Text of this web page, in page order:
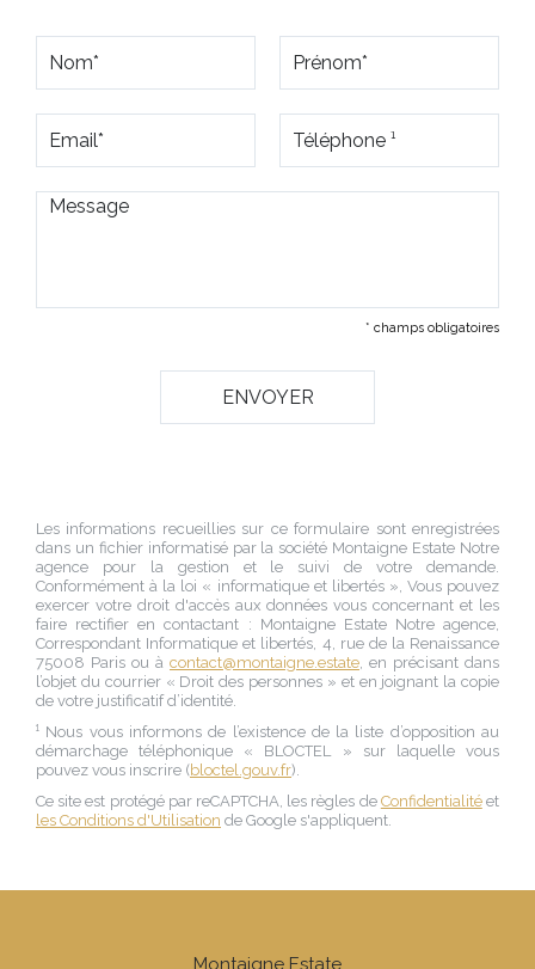
* champs obligatoires
Les informations recueillies sur ce formulaire sont enregistrées
dans un fichier informatisé par la société Montaigne Estate Notre
agence pour la gestion et le suivi de votre demande.
Conformément à la loi « informatique et libertés », Vous pouvez
exercer votre droit d'accès aux données vous concernant et les
faire rectifier en contactant : Montaigne Estate Notre agence,
Correspondant Informatique et libertés, 4, rue de la Renaissance
75008 Paris ou à contact@montaigne.estate, en précisant dans
l’objet du courrier « Droit des personnes » et en joignant la copie
de votre justificatif d’identité.
¹ Nous vous informons de l’existence de la liste d’opposition au
démarchage téléphonique « BLOCTEL » sur laquelle vous
pouvez vous inscrire (bloctel.gouv.fr).
Ce site est protégé par reCAPTCHA, les règles de Confidentialitéet
les Conditions d'Utilisation de Google s'appliquent.
Montaigne Estate